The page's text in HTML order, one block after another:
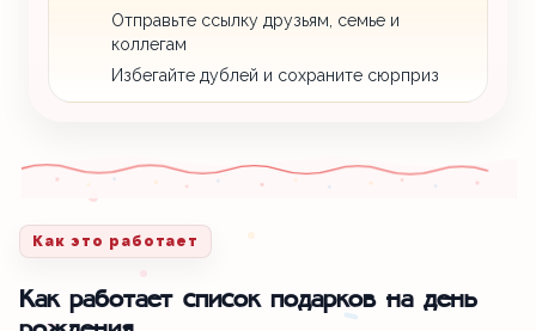
Отправьте ссылку друзьям, семье и
коллегам
Избегайте дублей и сохраните сюрприз
Как это работает
Как работает список подарков на день